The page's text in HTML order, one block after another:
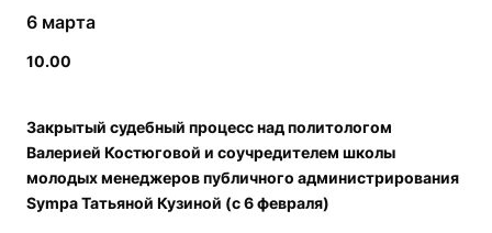
6 марта
10.00
Закрытый судебный процесс над политологом
Валерией Костюговой и соучредителем школы
молодых менеджеров публичного администрирования
Sympa Татьяной Кузиной (с 6 февраля)